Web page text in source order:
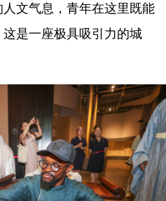
文气息，青年在这里既能
是一座极具吸引力的城